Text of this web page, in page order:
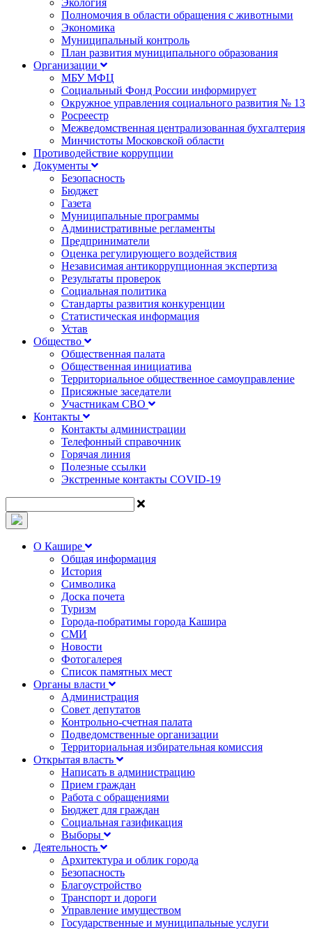
Экология
Полномочия в области обращения с животными
Экономика
Муниципальный контроль
План развития муниципального образования
Организации
МБУ МФЦ
Социальный Фонд России информирует
Окружное управления социального развития № 13
Росреестр
Межведомственная централизованная бухгалтерия
Минчистоты Московской области
Противодействие коррупции
Документы
Безопасность
Бюджет
Газета
Муниципальные программы
Административные регламенты
Предприниматели
Оценка регулирующего воздействия
Независимая антикоррупционная экспертиза
Результаты проверок
Социальная политика
Стандарты развития конкуренции
Статистическая информация
Устав
Общество
Общественная палата
Общественная инициатива
Территориальное общественное самоуправление
Присяжные заседатели
Участникам СВО
Контакты
Контакты администрации
Телефонный справочник
Горячая линия
Полезные ссылки
Экстренные контакты COVID-19
О Кашире
Общая информация
История
Символика
Доска почета
Туризм
Города-побратимы города Кашира
СМИ
Новости
Фотогалерея
Список памятных мест
Органы власти
Администрация
Совет депутатов
Контрольно-счетная палата
Подведомственные организации
Территориальная избирательная комиссия
Открытая власть
Написать в администрацию
Прием граждан
Работа с обращениями
Бюджет для граждан
Социальная газификация
Выборы
Деятельность
Архитектура и облик города
Безопасность
Благоустройство
Транспорт и дороги
Управление имуществом
Государственные и муниципальные услуги